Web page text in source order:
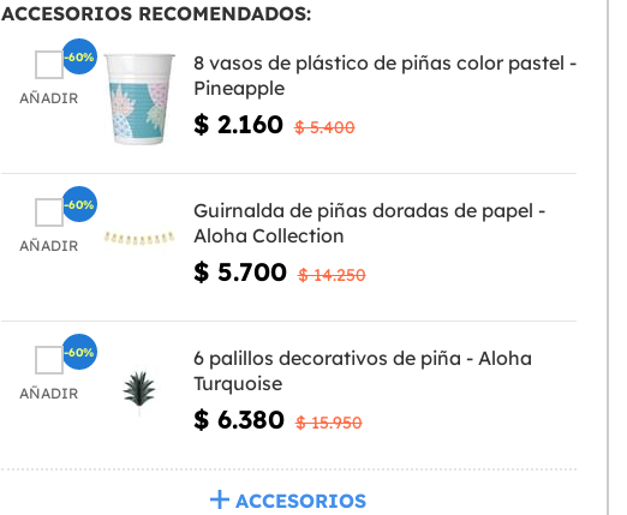
ACCESORIOS RECOMENDADOS:
AÑADIR
8 vasos de plástico de piñas color pastel -
Pineapple
$ 2.160 $ 5.400
-60%
AÑADIR
Guirnalda de piñas doradas de papel -
Aloha Collection
$ 5.700 $ 14.250
-60%
AÑADIR
6 palillos decorativos de piña - Aloha
Turquoise
$ 6.380 $ 15.950
-60%
ACCESORIOS